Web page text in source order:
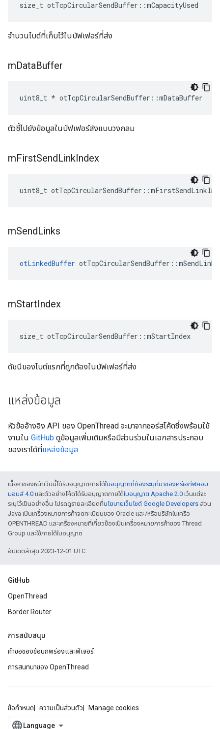
size_t otTcpCircularSendBuffer ::mCapacityUsed
จำนวนไบต์ที่เก็บไว้ในบัฟเฟอร์ที่ส่ง
mDataBuffer
uint8_t * otTcpCircularSendBuffer ::mDataBuffer
ตัวชี้ไปยังข้อมูลในบัฟเฟอร์ส่งแบบวงกลม
mFirstSendLinkIndex
uint8_t otTcpCircularSendBuffer ::
mSendLinks
otLinkedBuffer otTcpCircularSendBuffer ::mSendLinks
mStartIndex
size_t otTcpCircularSendBuffer ::mStartIndex
ดัชนีของไบต์แรกที่ถูกต้องในบัฟเฟอร์ที่ส่ง
แหล่งข้อมูล
หัวข้ออ้างอิง API ของ OpenThread จะมาจากซอร์สโค้ดซึ่งพร้อมใช้
งานใน GitHub ดูข้อมูลเพิ่มเติมหรือมีส่วนร่วมในเอกสารประกอบ
ของเราได้ที่แหล่งข้อมูล
เนื้อหาของหน้าเว็บนี้ได้รับอนุญาตภายใต้ใบอนุญาตที่ต้องระบุที่มาของครีเอทีฟคอม
มอนส์ 4.0 และตัวอย่างโค้ดได้รับอนุญาตภายใต้ใบอนุญาต Apache 2.0 เว้นแต่จะ
ระบุไว้เป็นอย่างอื่น โปรดดูรายละเอียดที่นโยบายเว็บไซต์ Google Developers ส่วน
Java เป็นเครื่องหมายการค้าจดทะเบียนของ Oracle และ/หรือบริษัทในเครือ
OPENTHREAD และเครื่องหมายที่เกี่ยวข้องเป็นเครื่องหมายการค้าของ Thread
Group และใช้ภายใต้ใบอนุญาต
อัปเดตล่าสุด 2023-12-01 UTC
GitHub
OpenThread
Border Router
การสนับสนุน
คำขอของข้อบกพร่องและฟีเจอร์
การสนทนาของ OpenThread
ข้อกำหนด ความเป็นส่วนตัว Manage cookies